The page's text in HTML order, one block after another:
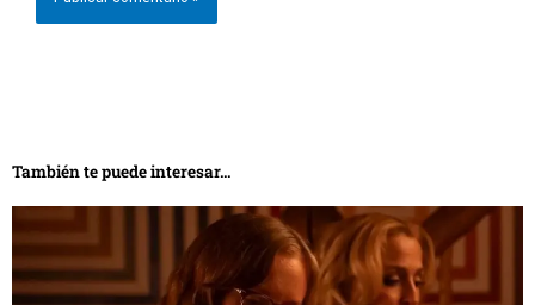
También te puede interesar...